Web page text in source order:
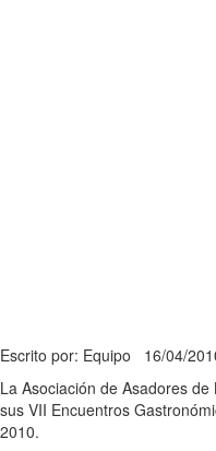
Escrito por: Equipo 16/04/
La Asociación de Asadores
sus VII Encuentros
2010.